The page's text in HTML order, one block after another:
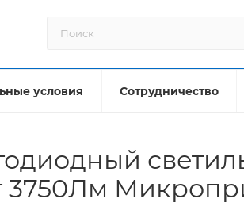
условия Сотрудничество
3750Лм